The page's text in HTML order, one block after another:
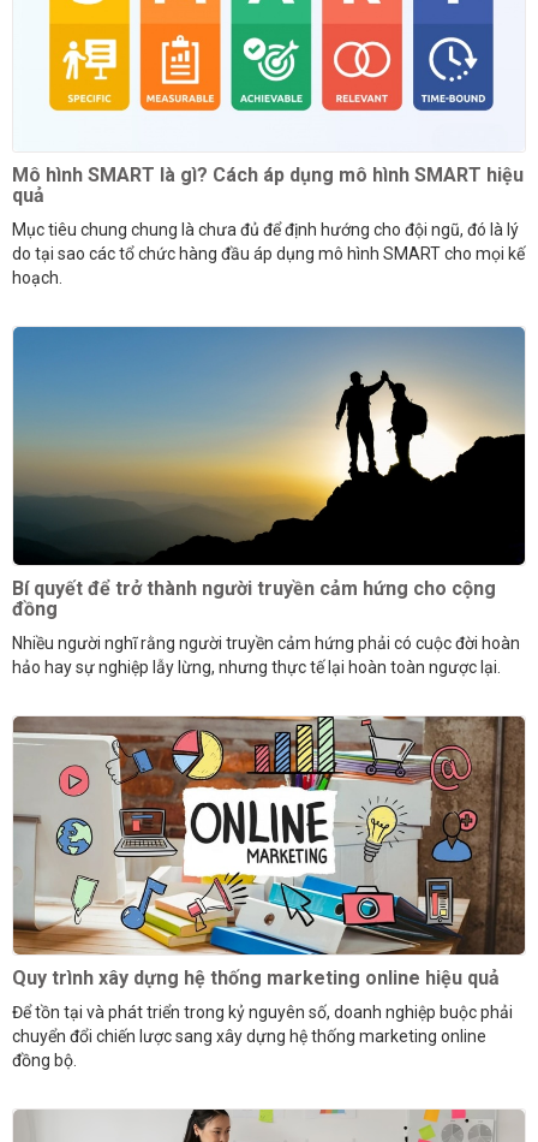
Mô hình SMART là gì? Cách áp dụng mô hình SMART hiệu
quả
Mục tiêu chung chung là chưa đủ để định hướng cho đội ngũ, đó là lý
do tại sao các tổ chức hàng đầu áp dụng mô hình SMART cho mọi kế
hoạch.
Bí quyết để trở thành người truyền cảm hứng cho cộng
đồng
Nhiều người nghĩ rằng người truyền cảm hứng phải có cuộc đời hoàn
hảo hay sự nghiệp lẫy lừng, nhưng thực tế lại hoàn toàn ngược lại.
Quy trình xây dựng hệ thống marketing online hiệu quả
Để tồn tại và phát triển trong kỷ nguyên số, doanh nghiệp buộc phải
chuyển đổi chiến lược sang xây dựng hệ thống marketing online
đồng bộ.